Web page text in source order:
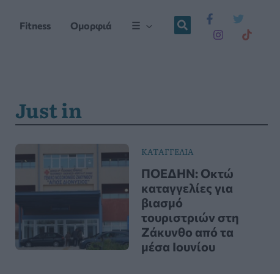
Fitness Ομορφιά ☰
Just in
ΚΑΤΑΓΓΕΛΙΑ
ΠΟΕΔΗΝ: Οκτώ
καταγγελίες για
βιασμό
τουριστριών στη
Ζάκυνθο από τα
μέσα Ιουνίου